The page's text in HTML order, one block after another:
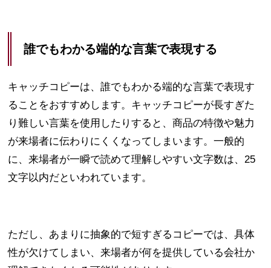
誰でもわかる端的な言葉で表現する
キャッチコピーは、誰でもわかる端的な言葉で表現す
ることをおすすめします。キャッチコピーが長すぎた
り難しい言葉を使用したりすると、商品の特徴や魅力
が来場者に伝わりにくくなってしまいます。一般的
に、来場者が一瞬で読めて理解しやすい文字数は、25
文字以内だといわれています。
ただし、あまりに抽象的で短すぎるコピーでは、具体
性が欠けてしまい、来場者が何を提供している会社か